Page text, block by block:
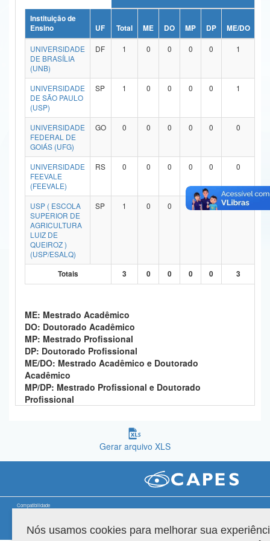
Ministério da Ciência, Tecnologia, Inovações e Comunicações
Ministério do Meio Ambiente
Ministério do Turismo
Ministério do Desenvolvimento Regional
Controladoria-Geral da União
Ministério da Mulher, da Família e dos Direitos Humanos
Secretaria-Geral
Secretaria de Governo
Gabinete de Segurança Institucional
Advocacia-Geral da União
Banco Central do Brasil
Instituição de
Ensino
UF Total ME DO MP DP ME/DO
UNIVERSIDADE
DE BRASÍLIA
(UNB)
DF 1 0 0 0 0 1
UNIVERSIDADE
DE SÃO PAULO
(USP)
SP 1 0 0 0 0 1
UNIVERSIDADE
FEDERAL DE
GOIÁS (UFG)
GO 0 0 0 0 0 0
UNIVERSIDADE
FEEVALE
(FEEVALE)
RS 0 0 0 0 0 0
USP ( ESCOLA
SUPERIOR DE
AGRICULTURA
LUIZ DE
QUEIROZ )
(USP/ESALQ)
SP 1 0 0 0 0 1
Totais 3 0 0 0 0 3
ME: Mestrado Acadêmico
DO: Doutorado Acadêmico
MP: Mestrado Profissional
DP: Doutorado Profissional
ME/DO: Mestrado Acadêmico e Doutorado
Acadêmico
MP/DP: Mestrado Profissional e Doutorado
Profissional
Gerar arquivo XLS
Compatibilidade
Versão do sistema: 3.88.9 Copyright 2022 Capes. Todos os direitos reservados.
Nós usamos cookies para melhorar sua